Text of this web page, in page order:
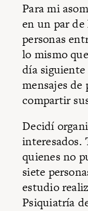
Para mi
en un par de
personas
lo mismo
día
mensajes de
compartir
Decidí
interesados.
quienes no
siete
estudio
Psiquiatría